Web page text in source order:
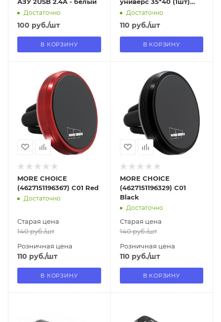
Достаточно
100 руб./шт
В КОРЗИНУ
УПАК
Достаточно
110 руб./шт
В КОРЗИНУ
13.08.2026
В наличии в пункте
самовывоза
Нет
MORE CHOICE
(4627151196367) C01 Red
Достаточно
Старая цена
140руб./шт
Розничная цена
110 руб./шт
В КОРЗИНУ
13.08.2026
В наличии в пункте
самовывоза
Нет
MORE CHOICE
(4627151196329) C01
Black
Достаточно
Старая цена
140руб./шт
Розничная цена
110 руб./шт
В КОРЗИНУ
13.08.2026